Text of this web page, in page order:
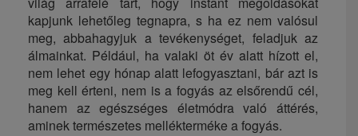
kapjunk lehetőleg tegnapra, s ha ez nem valósul
meg, abbahagyjuk a tevékenységet, feladjuk az
álmainkat. Például, ha valaki öt év alatt hízott el,
nem lehet egy hónap alatt lefogyasztani, bár azt is
meg kell érteni, nem is a fogyás az elsőrendű cél,
hanem az egészséges életmódra való áttérés,
aminek természetes mellékterméke a fogyás.